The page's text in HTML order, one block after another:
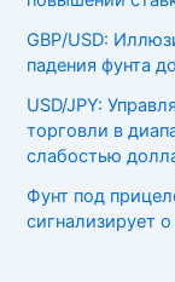
GBP/USD:
падения фунта
USD/JPY:
торговли в
слабостью
Фунт под
сигнализирует